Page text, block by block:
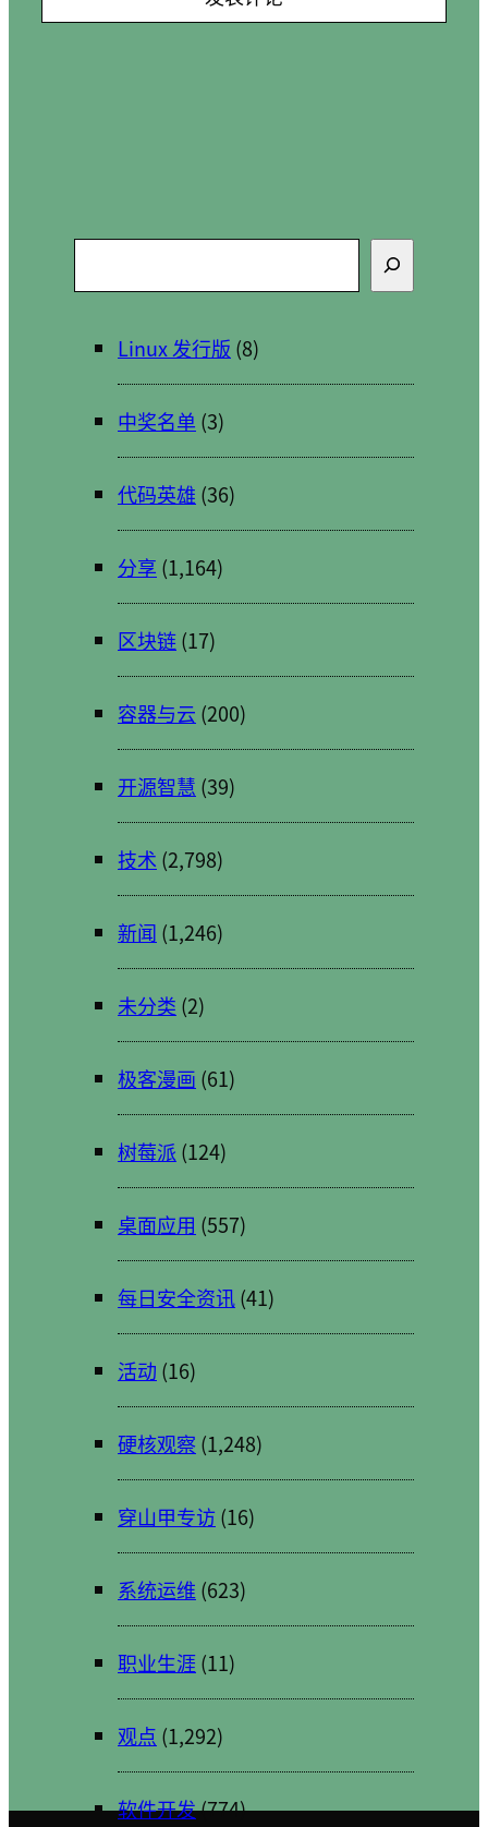
索
Linux 发行版 (8)
中奖名单 (3)
代码英雄 (36)
分享 (1,164)
区块链(17)
容器与云 (200)
开源智慧 (39)
技术 (2,798)
新闻 (1,246)
未分类 (2)
极客漫画 (61)
树莓派 (124)
桌面应用 (557)
每日安全资讯(41)
活动 (16)
硬核观察 (1,248)
穿山甲专访(16)
系统运维 (623)
职业生涯(11)
观点 (1,292)
软件开发(774)